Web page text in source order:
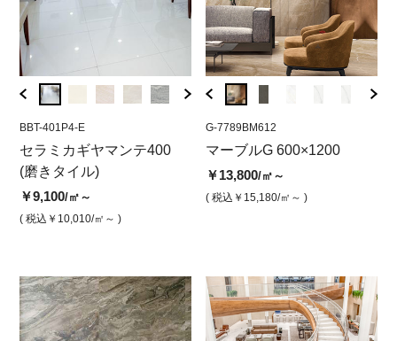
BBT-401P4-E
セラミカギヤマンテ400
(磨きタイル)
￥9,100/㎡～
( 税込￥10,010/㎡～ )
BBT-401P4-E
セラミカギヤマンテ400 ホ
ワイト（磨き）
￥9,100/㎡
G-8883BM612
マーブルG 600x1200 ダイ
ヤモンドブルー 磨き
￥13,800/㎡
( 税込￥15,180 /㎡ )
G-7789BM612
マーブルG 600×1200
￥13,800/㎡～
( 税込￥15,180/㎡～ )